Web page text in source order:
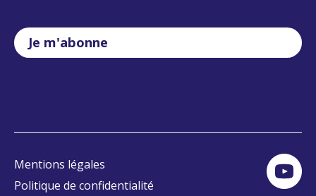
Je m'abonne
Mentions légales
Politique de confidentialité